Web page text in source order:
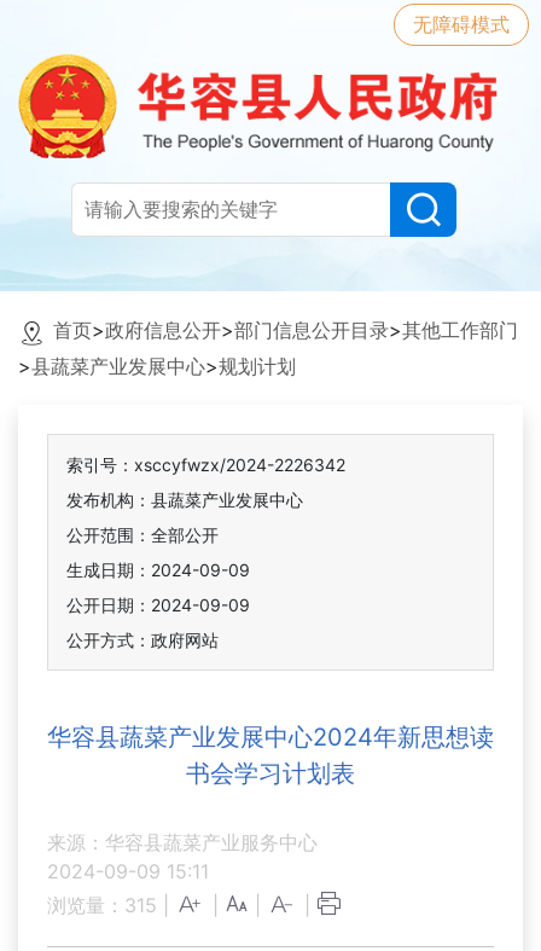
无障碍模式
首页>政府信息公开>部门信息公开目录>其他工作部门
>县蔬菜产业发展中心>规划计划
索引号：xsccyfwzx/2024-2226342
发布机构：县蔬菜产业发展中心
公开范围：全部公开
生成日期：2024-09-09
公开日期：2024-09-09
公开方式：政府网站
华容县蔬菜产业发展中心2024年新思想读
书会学习计划表
来源：华容县蔬菜产业服务中心
2024-09-09 15:11
浏览量： 315